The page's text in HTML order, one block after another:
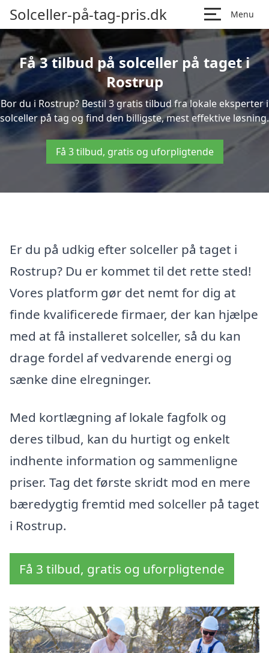
Solceller-på-tag-pris.dk Menu
Få 3 tilbud på solceller på taget i
Rostrup
Bor du i Rostrup? Bestil 3 gratis tilbud fra lokale eksperter i
solceller på tag og find den billigste, mest effektive løsning.
Få 3 tilbud, gratis og uforpligtende
Er du på udkig efter solceller på taget i
Rostrup? Du er kommet til det rette sted!
Vores platform gør det nemt for dig at
finde kvalificerede firmaer, der kan hjælpe
med at få installeret solceller, så du kan
drage fordel af vedvarende energi og
sænke dine elregninger.
Med kortlægning af lokale fagfolk og
deres tilbud, kan du hurtigt og enkelt
indhente information og sammenligne
priser. Tag det første skridt mod en mere
bæredygtig fremtid med solceller på taget
i Rostrup.
Få 3 tilbud, gratis og uforpligtende